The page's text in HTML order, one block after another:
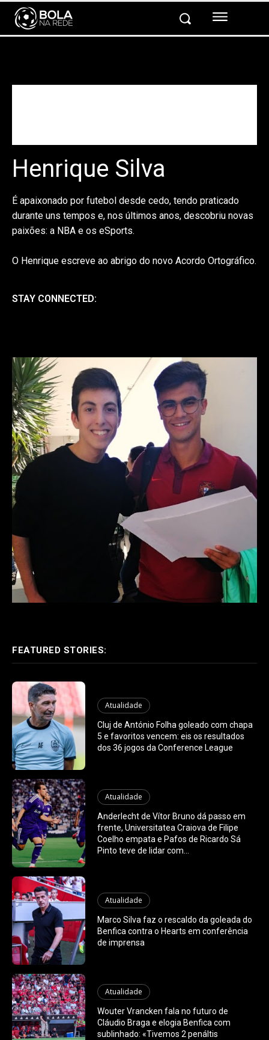
Henrique Silva
É apaixonado por futebol desde cedo, tendo praticado
durante uns tempos e, nos últimos anos, descobriu novas
paixões: a NBA e os eSports.
O Henrique escreve ao abrigo do novo Acordo Ortográfico.
STAY CONNECTED:
FEATURED STORIES:
Atualidade
Cluj de António Folha goleado com chapa
5 e favoritos vencem: eis os resultados
dos 36 jogos da Conference League
Atualidade
Anderlecht de Vítor Bruno dá passo em
frente, Universitatea Craiova de Filipe
Coelho empata e Pafos de Ricardo Sá
Pinto teve de lidar com...
Atualidade
Marco Silva faz o rescaldo da goleada do
Benfica contra o Hearts em conferência
de imprensa
Atualidade
Wouter Vrancken fala no futuro de
Cláudio Braga e elogia Benfica com
sublinhado: «Tivemos 2 penáltis